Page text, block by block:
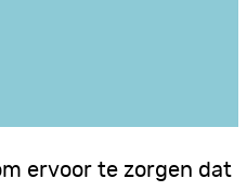
ervoor te zorgen dat